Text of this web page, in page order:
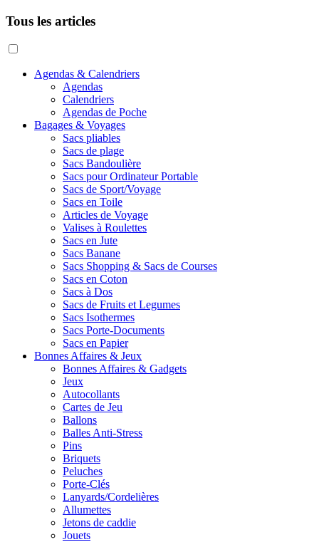
Tous les articles
Agendas & Calendriers
Agendas
Calendriers
Agendas de Poche
Bagages & Voyages
Sacs pliables
Sacs de plage
Sacs Bandoulière
Sacs pour Ordinateur Portable
Sacs de Sport/Voyage
Sacs en Toile
Articles de Voyage
Valises à Roulettes
Sacs en Jute
Sacs Banane
Sacs Shopping & Sacs de Courses
Sacs en Coton
Sacs à Dos
Sacs de Fruits et Legumes
Sacs Isothermes
Sacs Porte-Documents
Sacs en Papier
Bonnes Affaires & Jeux
Bonnes Affaires & Gadgets
Jeux
Autocollants
Cartes de Jeu
Ballons
Balles Anti-Stress
Pins
Briquets
Peluches
Porte-Clés
Lanyards/Cordelières
Allumettes
Jetons de caddie
Jouets